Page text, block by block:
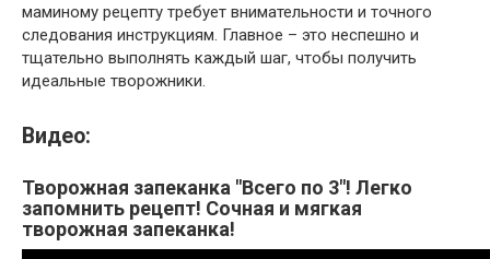
маминому рецепту требует внимательности и точного
следования инструкциям. Главное – это неспешно и
тщательно выполнять каждый шаг, чтобы получить
идеальные творожники.
Видео:
Творожная запеканка "Всего по 3"! Легко
запомнить рецепт! Сочная и мягкая
творожная запеканка!